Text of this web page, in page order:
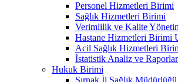
Personel Hizmetleri Birimi
Sağlık Hizmetleri Birimi
Verimlilik ve Kalite
Hastane Hizmetleri Birimi
Acil Sağlık Hizmetleri
İstatistik Analiz ve
Hukuk Birimi
Şırnak İl Sağlık